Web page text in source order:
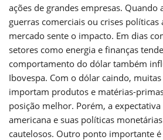
ações de grandes empresas. Quando
guerras comerciais ou crises políticas
mercado sente o impacto. Em dias
setores como energia e finanças
comportamento do dólar também
Ibovespa. Com o dólar caindo,
importam produtos e matérias-
posição melhor. Porém, a
americana e suas políticas
cautelosos. Outro ponto importante é